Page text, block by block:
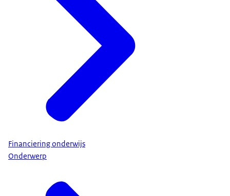
Financiering onderwijs
Onderwerp